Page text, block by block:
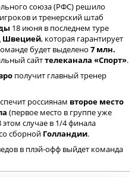
союза (РФС) решило
игроков и тренерский штаб
18 июня в последнем туре
Швецией, которая гарантирует
будет выделено 7 млн.
сайттелеканала «Спорт».
получит главный тренер
россиянам второе место
(первое место в группе уже
этом случае в 1/4 финала
сборной Голландии.
в плэй-офф выйдет команда